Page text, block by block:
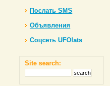
Послать SMS
Объявления
Соцсеть UFOlats
Site search: